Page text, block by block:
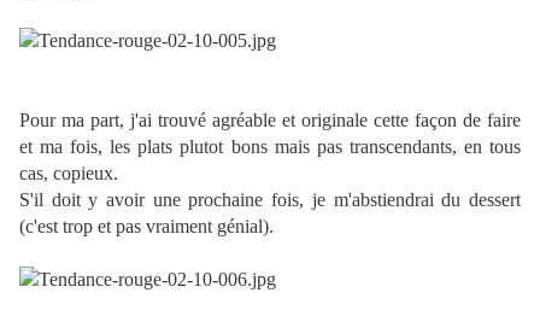
Pour ma part, j'ai trouvé agréable et originale cette façon de faire
et ma fois, les plats plutot bons mais pas transcendants, en tous
cas, copieux.
S'il doit y avoir une prochaine fois, je m'abstiendrai du dessert
(c'est trop et pas vraiment génial).